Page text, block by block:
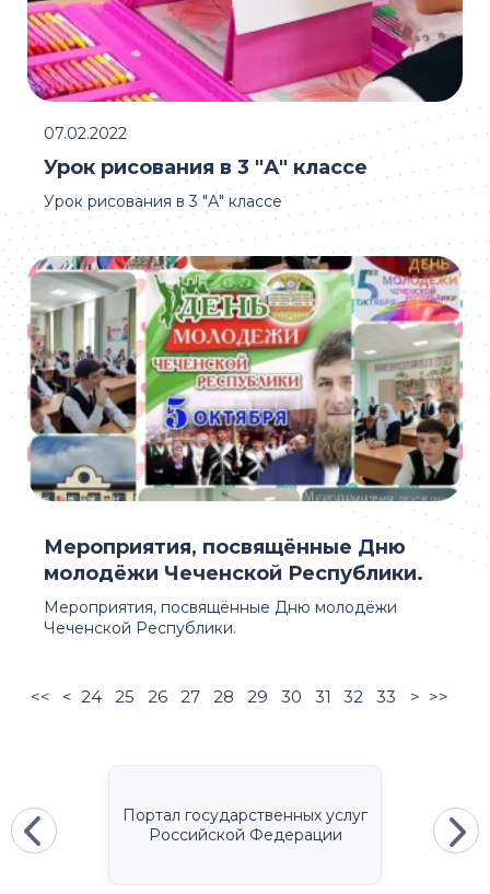
Урок рисования в 3 "А" классе
Урок рисования в 3 "А" классе
07.02.2022
Мероприятия, посвящëнные Дню молодёжи
Чеченской Республики.
Мероприятия, посвящëнные Дню
молодёжи Чеченской Республики.
<< < 24 25 26 27 28 29 30 31 32 33 > >>
Портал государственных услуг
Российской Федерации